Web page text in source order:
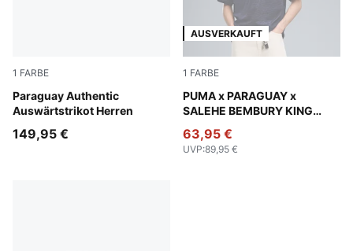
1 FARBE
Paraguay Authentic
Auswärtstrikot Herren
New Navy-Tropical Blue
149,95 €
AUSVERKAUFT
1 FARBE
PUMA x PARAGUAY x
SALEHE BEMBURY KING
PUMA Navy
63,95 €
UVP:89,95 €